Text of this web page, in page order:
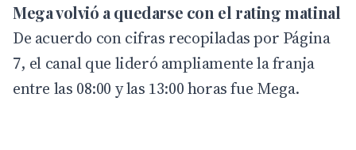
Mega volvió a quedarse con el rating matinal
De acuerdo con cifras recopiladas por Página
7, el canal que lideró ampliamente la franja
entre las 08:00 y las 13:00 horas fue Mega.